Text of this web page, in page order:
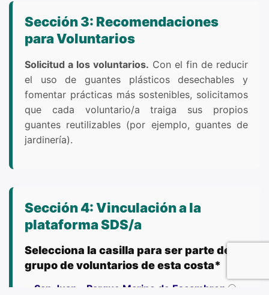
Sección 3: Recomendaciones
para Voluntarios
Solicitud a los voluntarios. Con el fin de reducir
el uso de guantes plásticos desechables y
fomentar prácticas más sostenibles, solicitamos
que cada voluntario/a traiga sus propios
guantes reutilizables (por ejemplo, guantes de
jardinería).
Sección 4: Vinculación a la
plataforma SDS/a
Selecciona la casilla para ser parte del
grupo de voluntarios de esta costa*
San Juan - Parque Marino de Escambron